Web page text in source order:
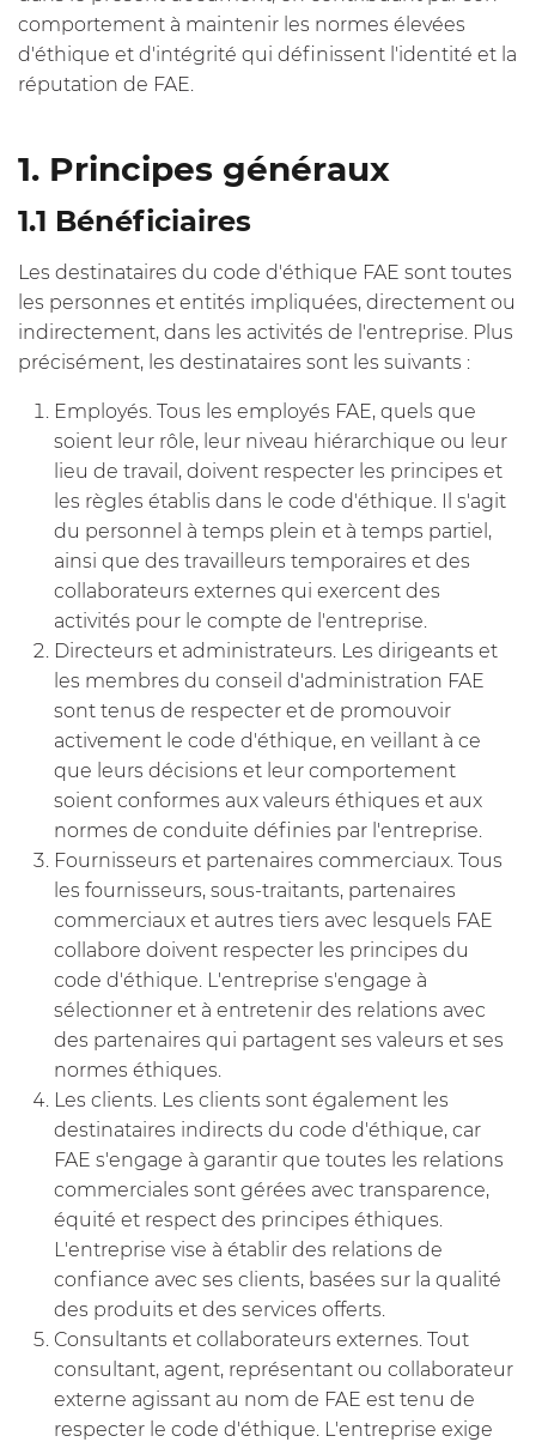
comportement à maintenir les normes élevées
d'éthique et d'intégrité qui définissent l'identité et la
réputation de FAE.
1. Principes généraux
1.1 Bénéficiaires
Les destinataires du code d'éthique FAE sont toutes
les personnes et entités impliquées, directement ou
indirectement, dans les activités de l'entreprise. Plus
précisément, les destinataires sont les suivants :
Employés. Tous les employés FAE, quels que
soient leur rôle, leur niveau hiérarchique ou leur
lieu de travail, doivent respecter les principes et
les règles établis dans le code d'éthique. Il s'agit
du personnel à temps plein et à temps partiel,
ainsi que des travailleurs temporaires et des
collaborateurs externes qui exercent des
activités pour le compte de l'entreprise.
Directeurs et administrateurs. Les dirigeants et
les membres du conseil d'administration FAE
sont tenus de respecter et de promouvoir
activement le code d'éthique, en veillant à ce
que leurs décisions et leur comportement
soient conformes aux valeurs éthiques et aux
normes de conduite définies par l'entreprise.
Fournisseurs et partenaires commerciaux. Tous
les fournisseurs, sous-traitants, partenaires
commerciaux et autres tiers avec lesquels FAE
collabore doivent respecter les principes du
code d'éthique. L'entreprise s'engage à
sélectionner et à entretenir des relations avec
des partenaires qui partagent ses valeurs et ses
normes éthiques.
Les clients. Les clients sont également les
destinataires indirects du code d'éthique, car
FAE s'engage à garantir que toutes les relations
commerciales sont gérées avec transparence,
équité et respect des principes éthiques.
L'entreprise vise à établir des relations de
confiance avec ses clients, basées sur la qualité
des produits et des services offerts.
Consultants et collaborateurs externes. Tout
consultant, agent, représentant ou collaborateur
externe agissant au nom de FAE est tenu de
respecter le code d'éthique. L'entreprise exige